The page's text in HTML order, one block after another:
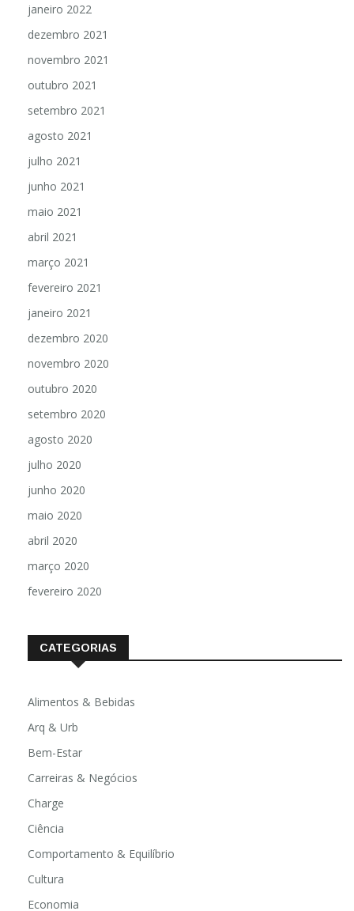
janeiro 2022
dezembro 2021
novembro 2021
outubro 2021
setembro 2021
agosto 2021
julho 2021
junho 2021
maio 2021
abril 2021
março 2021
fevereiro 2021
janeiro 2021
dezembro 2020
novembro 2020
outubro 2020
setembro 2020
agosto 2020
julho 2020
junho 2020
maio 2020
abril 2020
março 2020
fevereiro 2020
CATEGORIAS
Alimentos & Bebidas
Arq & Urb
Bem-Estar
Carreiras & Negócios
Charge
Ciência
Comportamento & Equilíbrio
Cultura
Economia